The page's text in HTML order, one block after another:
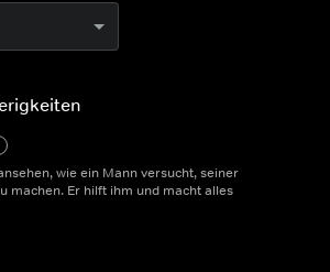
wie ein Mann versucht, seiner
machen. Er hilft ihm und macht alles